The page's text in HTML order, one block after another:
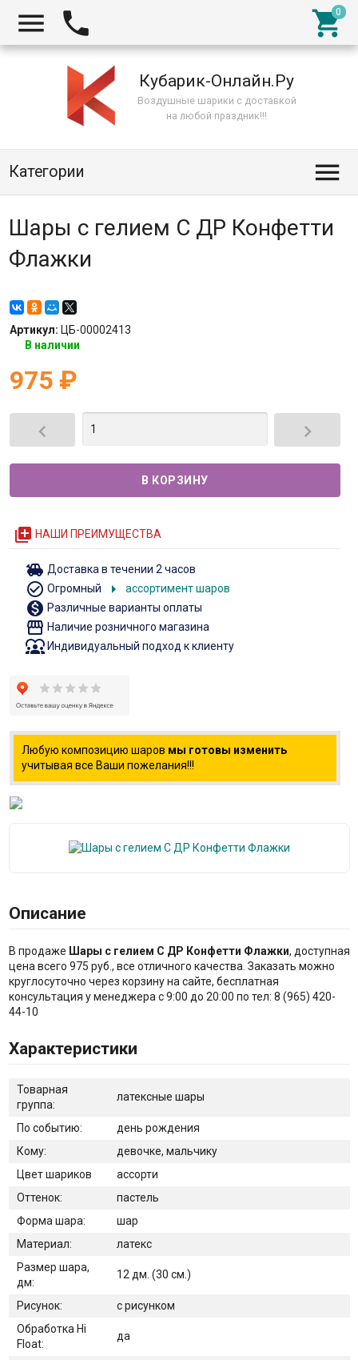
  
Кубарик-Онлайн.Ру
Воздушные шарики с доставкой
на любой праздник!!!
Категории 
Шары с гелием С ДР Конфетти
Флажки
Артикул: ЦБ-00002413
В наличии
975 ₽
 
queue НАШИ ПРЕИМУЩЕСТВА
toys Доставка в течении 2 часов
check_circle_outline Огромный arrow_right ассортимент шаров
monetization_on Различные варианты оплаты
storefront Наличие розничного магазина
diversity_1Индивидуальный подход к клиенту
Любую композицию шаров мы готовы изменить
учитывая все Ваши пожелания!!!
Описание
В продаже Шары с гелием С ДР Конфетти Флажки, доступная
цена всего 975 руб., все отличного качества. Заказать можно
круглосуточно через корзину на сайте, бесплатная
консультация у менеджера с 9:00 до 20:00 по тел: 8 (965) 420-
44-10
Характеристики
Товарная
группа:
латексные шары
По событию:
день рождения
Кому:
девочке, мальчику
Цвет шариков
ассорти
Оттенок:
пастель
Форма шара:
шар
Материал:
латекс
Размер шара,
дм:
12 дм. (30 см.)
Рисунок:
с рисунком
Обработка Hi
Float:
да